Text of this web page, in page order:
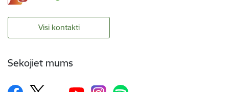
Visi kontakti
Sekojiet mums